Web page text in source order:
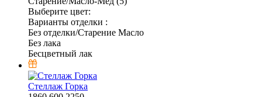
Выберите цвет:
Варианты отделки :
Без отделки/Старение Масло
Без лака
Бесцветный лак
Стеллаж Горка